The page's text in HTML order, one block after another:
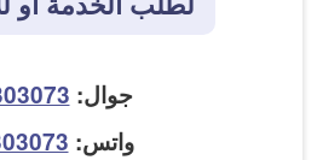
جوال:
واتس: